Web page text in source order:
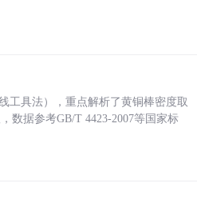
工具法），重点解析了黄铜棒密度取
数据参考GB/T 4423-2007等国家标